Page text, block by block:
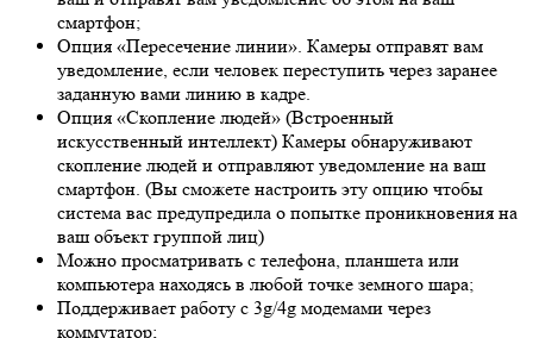
смартфон;
Опция «Пересечение линии». Камеры отправят вам
уведомление, если человек переступить через заранее
заданную вами линию в кадре.
Опция «Скопление людей» (Встроенный
искусственный интеллект) Камеры обнаруживают
скопление людей и отправляют уведомление на ваш
смартфон. (Вы сможете настроить эту опцию чтобы
система вас предупредила о попытке проникновения на
ваш объект группой лиц)
Можно просматривать с телефона, планшета или
компьютера находясь в любой точке земного шара;
Поддерживает работу с 3g/4g модемами через
коммутатор;